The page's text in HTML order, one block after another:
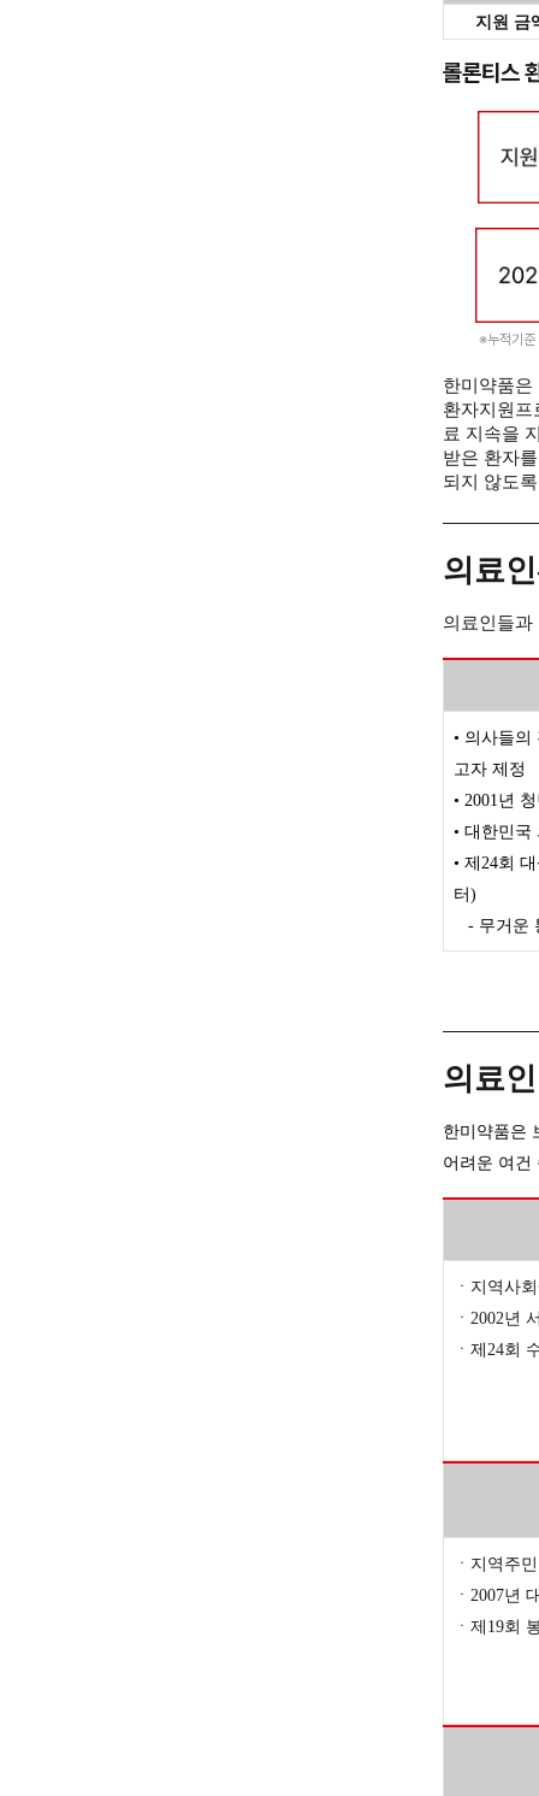
지원 금
롤론티스
※누적기
한미약품은
환자지원프
료 지속을
받은 환자
되지 않도
의료
의료인들과
• 의사들
고자 제정
• 2001년
• 대한민국
• 제24회
터)
- 무거운
의료
한미약품은
어려운 여건
ㆍ지역사
ㆍ2002년
ㆍ제24회
ㆍ지역주
ㆍ2007년
ㆍ제19회